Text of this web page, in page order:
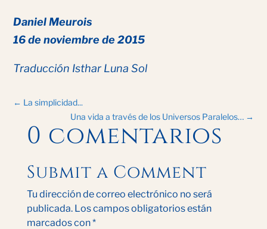
Daniel Meurois
16 de noviembre de 2015
Traducción Isthar Luna Sol
← La simplicidad...
Una vida a través de los Universos Paralelos…→
0 comentarios
Submit a Comment
Tu dirección de correo electrónico no será
publicada. Los campos obligatorios están
marcados con*